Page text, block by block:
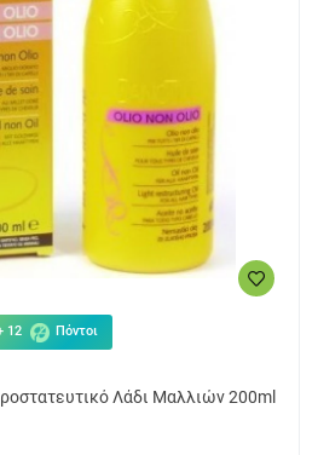
12 Πόντοι
Λάδι Μαλλιών 200ml